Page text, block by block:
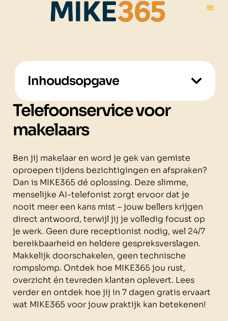
Telefoonservice voor
makelaars
Ben jij makelaar en word je gek van gemiste
oproepen tijdens bezichtigingen en afspraken?
Dan is MIKE365 dé oplossing. Deze slimme,
menselijke AI-telefonist zorgt ervoor dat je
nooit meer een kans mist – jouw bellers krijgen
direct antwoord, terwijl jij je volledig focust op
je werk. Geen dure receptionist nodig, wel 24/7
bereikbaarheid en heldere gespreksverslagen.
Makkelijk doorschakelen, geen technische
rompslomp. Ontdek hoe MIKE365 jou rust,
overzicht én tevreden klanten oplevert. Lees
verder en ontdek hoe jij in 7 dagen gratis ervaart
wat MIKE365 voor jouw praktijk kan betekenen!
Inhoudsopgave